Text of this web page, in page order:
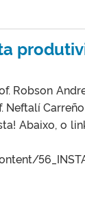
Abaixo, o